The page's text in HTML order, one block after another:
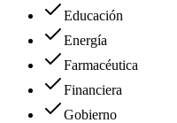
Educación
Energía
Farmacéutica
Financiera
Gobierno